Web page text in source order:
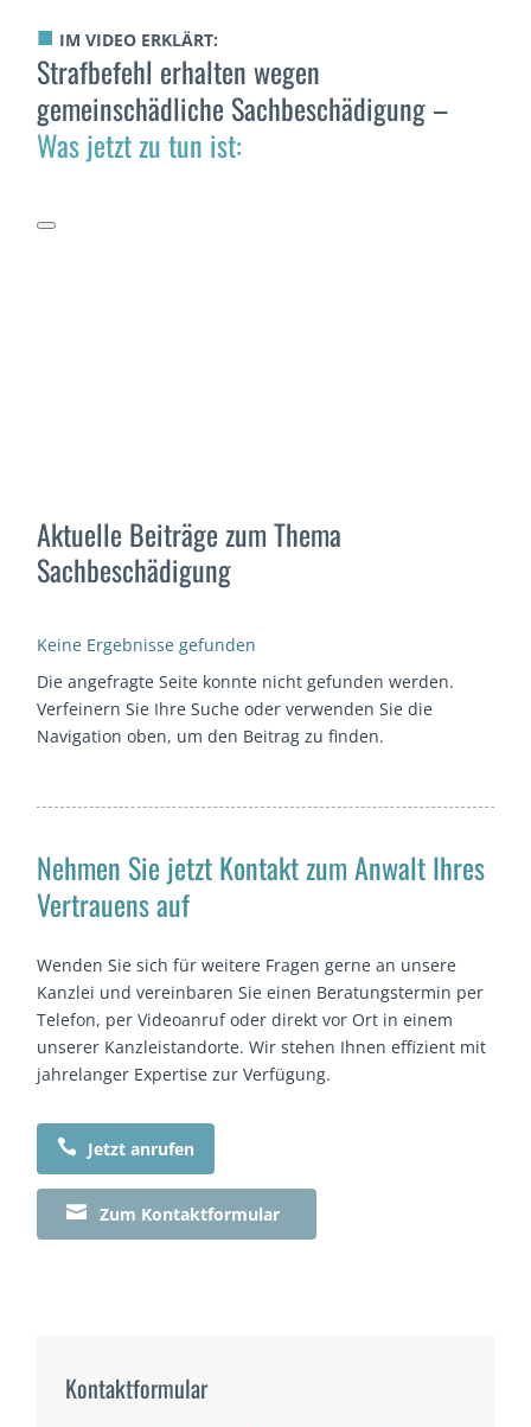
■ IM VIDEO ERKLÄRT:
Strafbefehl erhalten wegen
gemeinschädliche Sachbeschädigung –
Was jetzt zu tun ist:
Aktuelle Beiträge zum Thema
Sachbeschädigung
Keine Ergebnisse gefunden
Die angefragte Seite konnte nicht gefunden werden.
Verfeinern Sie Ihre Suche oder verwenden Sie die
Navigation oben, um den Beitrag zu finden.
Nehmen Sie jetzt Kontakt zum Anwalt Ihres
Vertrauens auf
Wenden Sie sich für weitere Fragen gerne an unsere
Kanzlei und vereinbaren Sie einen Beratungstermin per
Telefon, per Videoanruf oder direkt vor Ort in einem
unserer Kanzleistandorte. Wir stehen Ihnen effizient mit
jahrelanger Expertise zur Verfügung.
 Jetzt anrufen
 Zum Kontaktformular
Kontaktformular